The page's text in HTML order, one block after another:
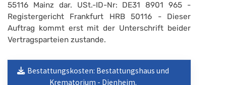
55116 Mainz dar. USt.-ID-Nr: DE31 8901 965 -
Registergericht Frankfurt HRB 50116 - Dieser
Auftrag kommt erst mit der Unterschrift beider
Vertragsparteien zustande.
Bestattungskosten: Bestattungshaus und
Krematorium - Dienheim.